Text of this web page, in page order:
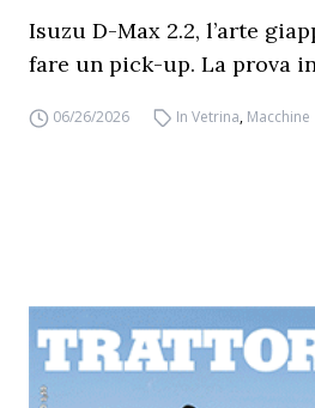
Isuzu D-Max 2.2, l’arte
fare un pick-up. La prova
06/26/2026 In Vetrina, Macchine